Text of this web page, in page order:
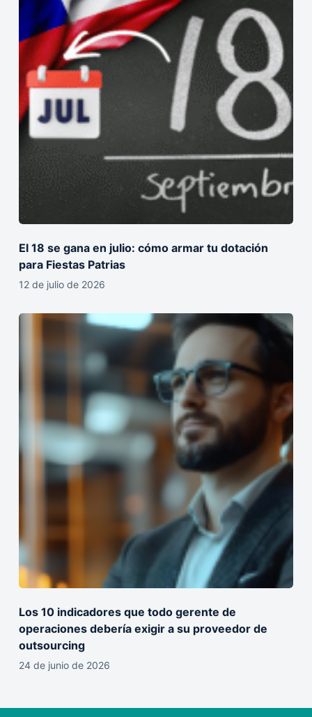
El 18 se gana en julio: cómo armar tu dotación
para Fiestas Patrias
12 de julio de 2026
Los 10 indicadores que todo gerente de
operaciones debería exigir a su proveedor de
outsourcing
24 de junio de 2026